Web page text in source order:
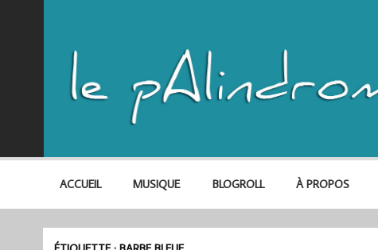
ACCUEIL MUSIQUE BLOGROLL À PROPOS